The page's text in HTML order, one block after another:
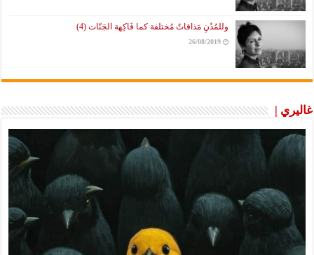
وللمُدُنِ مَذاقاتٌ مُختلفة كما فَاكِهة الجَنّات (4)
26/08/2019
غاليري |